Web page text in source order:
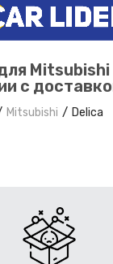
Mitsubishi
с
Mitsubishi Delica